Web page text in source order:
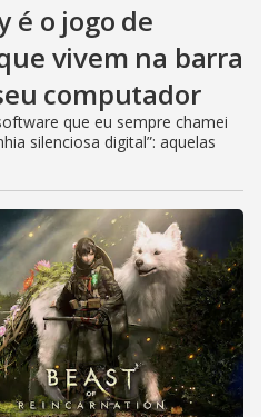
é o jogo de
vivem na barra
computador
que eu sempre chamei
silenciosa digital”: aquelas